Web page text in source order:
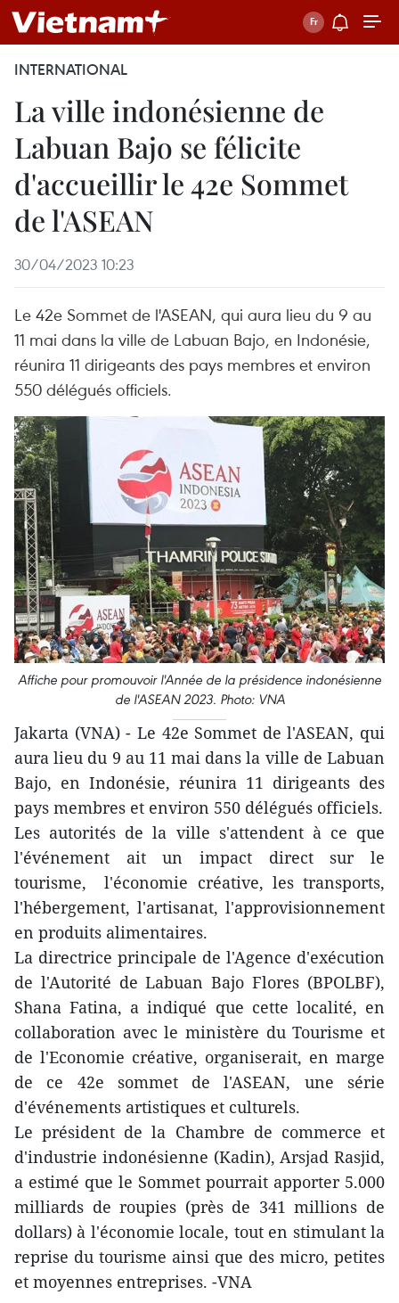
INTERNATIONAL
La ville indonésienne de
Labuan Bajo se félicite
d'accueillir le 42e Sommet
de l'ASEAN
30/04/2023 10:23
Le 42e Sommet de l'ASEAN, qui aura lieu du 9 au
11 mai dans la ville de Labuan Bajo, en Indonésie,
réunira 11 dirigeants des pays membres et environ
550 délégués officiels.
Affiche pour promouvoir l'Année de la présidence indonésienne
de l'ASEAN 2023. Photo: VNA
Jakarta (VNA) - Le 42e Sommet de l'ASEAN, qui
aura lieu du 9 au 11 mai dans la ville de Labuan
Bajo, en Indonésie, réunira 11 dirigeants des
pays membres et environ 550 délégués officiels.
Les autorités de la ville s'attendent à ce que
l'événement ait un impact direct sur le
tourisme, l'économie créative, les transports,
l'hébergement, l'artisanat, l'approvisionnement
en produits alimentaires.
La directrice principale de l'Agence d'exécution
de l'Autorité de Labuan Bajo Flores (BPOLBF),
Shana Fatina, a indiqué que cette localité, en
collaboration avec le ministère du Tourisme et
de l'Economie créative, organiserait, en marge
de ce 42e sommet de l'ASEAN, une série
d'événements artistiques et culturels.
Le président de la Chambre de commerce et
d'industrie indonésienne (Kadin), Arsjad Rasjid,
a estimé que le Sommet pourrait apporter 5.000
milliards de roupies (près de 341 millions de
dollars) à l'économie locale, tout en stimulant la
reprise du tourisme ainsi que des micro, petites
et moyennes entreprises. -VNA